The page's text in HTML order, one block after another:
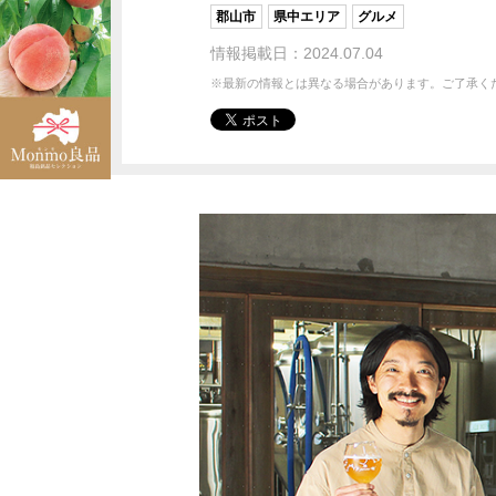
郡山市 県中エリア グルメ
情報掲載日：2024.07.04
※最新の情報とは異なる場合があります。ご了承く